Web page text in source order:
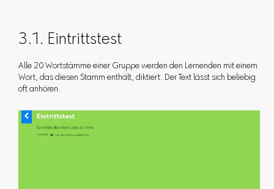
3.1. Eintrittstest
Alle 20 Wortstämme einer Gruppe werden den Lernenden mit einem
Wort, das diesen Stamm enthält, diktiert. Der Text lässt sich beliebig
oft anhören.